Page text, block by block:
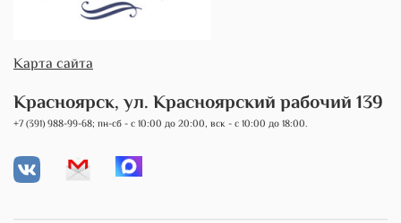
Красноярск, ул. Красноярский рабочий 139
+7 (391) 988-99-68; пн-сб - с 10:00 до 20:00, вск - с 10:00 до 18:00.
Карта сайта